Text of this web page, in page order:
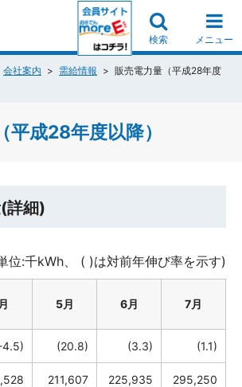
検索 メニュー
会社案内 需給情報
販売電力量（平成28年度
平成28年度以降）
詳細)
位:千kWh、 ( )は対前年伸び率を示す)
5月 6月 7月
4.5) (20.8) (3.3) (1.1)
211,607 225,935 295,250